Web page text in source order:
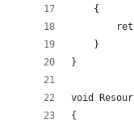
    {
    }
}
void
{